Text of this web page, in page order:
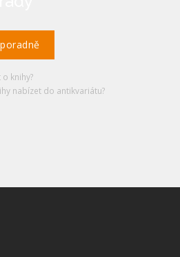
knihy?
nabízet do antikvariátu?